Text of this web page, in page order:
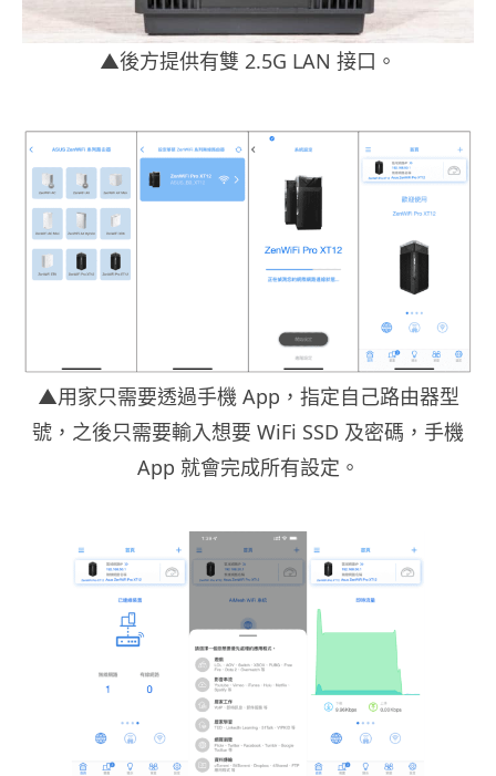
▲後方提供有雙 2.5G LAN 接口。
▲用家只需要透過手機 App，指定自己路由器型
號，之後只需要輸入想要 WiFi SSD 及密碼，手機
App 就會完成所有設定。